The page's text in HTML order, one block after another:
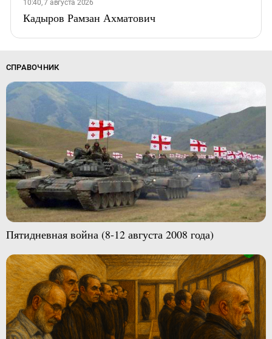
10:40, 7 августа 2026
Кадыров Рамзан Ахматович
СПРАВОЧНИК
Пятидневная война (8-12 августа 2008 года)